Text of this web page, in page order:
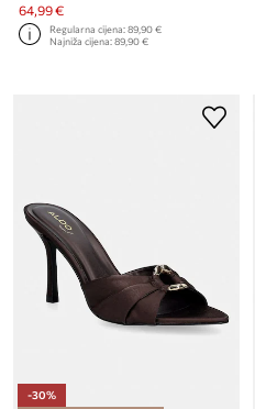
64,99 €
Regularna cijena:89,90 €
Najniža cijena:89,90 €
-30%